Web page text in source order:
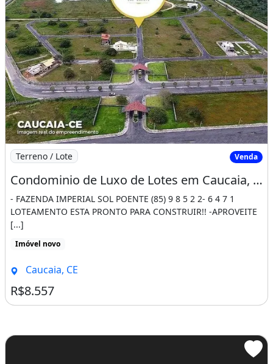
Imagem: Condominio de Luxo de Lotes em Caucaia
Terreno / Lote Venda
Condominio de Luxo de Lotes em Caucaia, Ha 5Min do Cumbuco, Pronto para Construir N° 0
- FAZENDA IMPERIAL SOL POENTE (85) 9 8 5 2 2- 6 4 7 1
LOTEAMENTO ESTA PRONTO PARA CONSTRUIR!! -APROVEITE
[...]
Imóvel novo
Caucaia, CE
R$8.557